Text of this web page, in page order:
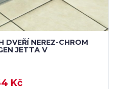
DVEŘÍ NEREZ-CHROM
JETTA V
Kč